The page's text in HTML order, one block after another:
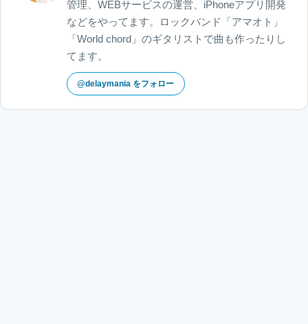
管理、WEBサービスの運営、iPhoneアプリ開発
などをやってます。ロックバンド「アマオト」
「World chord」のギタリストで曲も作ったりし
てます。
@delaymania をフォロー